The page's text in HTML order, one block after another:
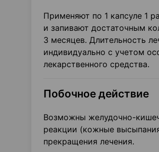
Применяют по 1 капсуле 1
и запивают достаточным
3 месяцев. Длительность
индивидуально с учетом
лекарственного средства.
Побочное действие
Возможны желудочно-
реакции (кожные
прекращения лечения.